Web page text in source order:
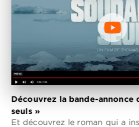
Découvrez la bande-annonce
seuls »
Et découvrez le roman qui a